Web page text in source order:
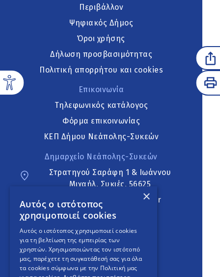
Περιβάλλον
Ψηφιακός Δήμος
Όροι χρήσης
Δήλωση προσβασιμότητας
Πολιτική απορρήτου και cookies
Επικοινωνία
Τηλεφωνικός κατάλογος
Φόρμα επικοινωνίας
ΚΕΠ Δήμου Νεάπολης-Συκεών
Δημαρχείο Νεάπολης-Συκεών
Στρατηγού Σαράφη 1 & Ιωάννου
Μιχαήλ, Συκιές, 56625
neapoli.sykies@ddt.gov.gr
Ακολουθήστε
English Version
×
Αυτός ο ιστότοπος
χρησιμοποιεί cookies
Αυτός ο ιστότοπος χρησιμοποιεί cookies
για τη βελτίωση της εμπειρίας των
χρηστών. Χρησιμοποιώντας τον ιστότοπό
μας, παρέχετε τη συγκατάθεσή σας για όλα
τα cookies σύμφωνα με την Πολιτική μας